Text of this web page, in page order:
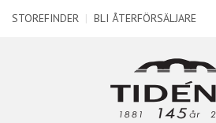
STOREFINDER | BLI ÅTERFÖRSÄLJARE